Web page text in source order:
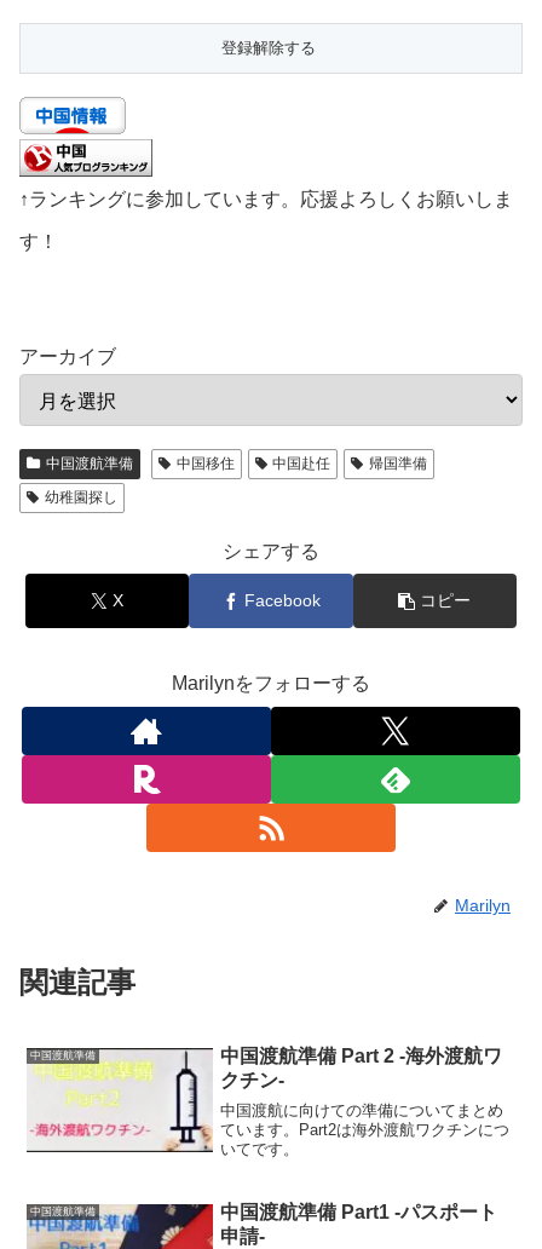
↑ランキングに参加しています。応援よろしくお願いしま
す！
アーカイブ
中国渡航準備 中国移住 中国赴任
帰国準備
幼稚園探し
シェアする
X Facebook コピー
Marilynをフォローする
Marilyn
関連記事
中国渡航準備
中国渡航準備 Part 2 -海外渡航ワ
クチン-
中国渡航に向けての準備についてまとめ
ています。Part2は海外渡航ワクチンにつ
いてです。
中国渡航準備
中国渡航準備 Part1 -パスポート
申請-